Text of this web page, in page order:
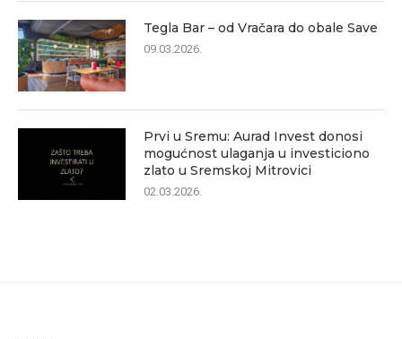
Tegla Bar – od Vračara do obale Save
09.03.2026.
Prvi u Sremu: Aurad Invest donosi
mogućnost ulaganja u investiciono
zlato u Sremskoj Mitrovici
02.03.2026.